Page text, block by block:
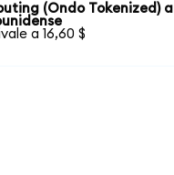
(Ondo Tokenized) a
a 16,60 $